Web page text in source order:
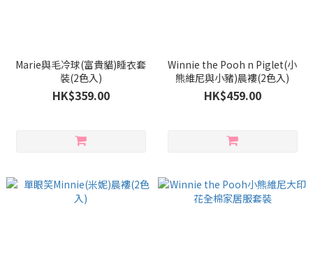
Marie與毛冷球(富貴貓)睡衣套
裝(2色入)
HK$359.00
Winnie the Pooh n Piglet(小
熊維尼與小豬)晨褸(2色入)
HK$459.00